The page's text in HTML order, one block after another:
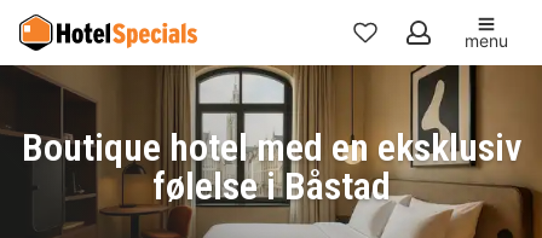
Mine
favoritter
menu
Boutique hotel med en eksklusiv
følelse i Båstad